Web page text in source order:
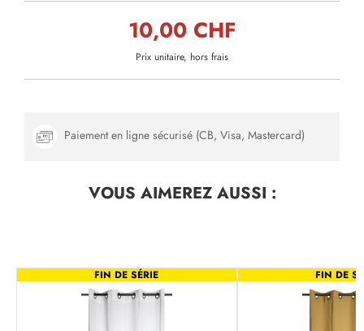
10,00 CHF
Prix unitaire, hors frais
Paiement en ligne sécurisé (CB, Visa, Mastercard)
VOUS AIMEREZAUSSI :
FIN DE SÉRIE FIN DE